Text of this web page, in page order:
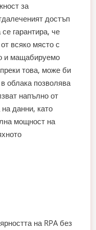
за
достъп
гарантира, че
всяко място с
и мащабируемо
това, може би
облака позволява
напълно от
данни, като
мощност на
на RPA без